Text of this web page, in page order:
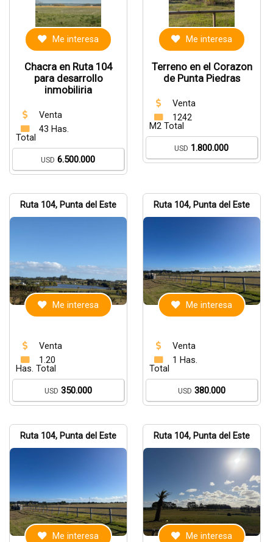
Me interesa
Chacra en Ruta 104
para desarrollo
inmobiliria
Venta
43 Has.
Total
USD 6.500.000
Me interesa
Terreno en el Corazon
de Punta Piedras
Venta
1242
M2 Total
USD 1.800.000
Ruta 104, Punta del Este
Me interesa
Venta
1.20
Has. Total
USD 350.000
Ruta 104, Punta del Este
Me interesa
Venta
1 Has.
Total
USD 380.000
Ruta 104, Punta del Este
Me interesa
Ruta 104, Punta del Este
Me interesa